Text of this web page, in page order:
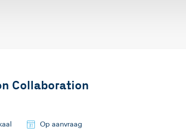
Collaboration
Op aanvraag